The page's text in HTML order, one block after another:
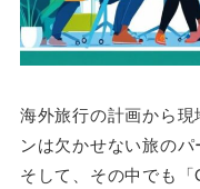
海外旅行の計画から
ンは欠かせない旅のパ
そして、その中でも